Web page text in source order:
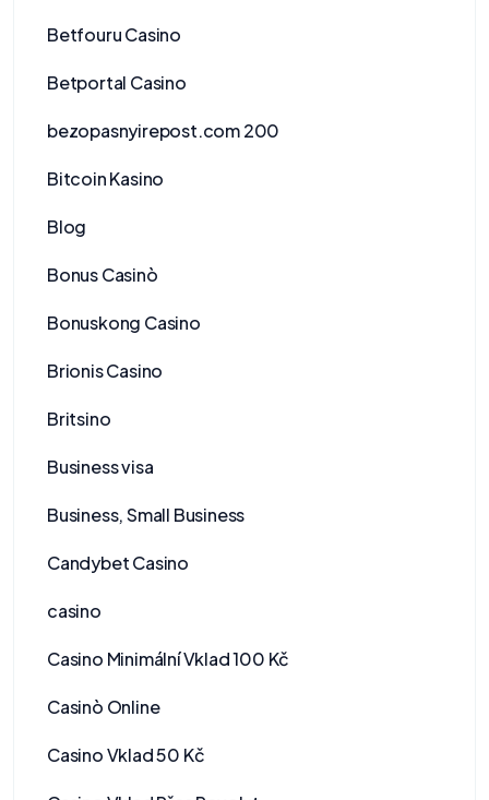
Betfouru Casino
Betportal Casino
bezopasnyirepost.com 200
Bitcoin Kasino
Blog
Bonus Casinò
Bonuskong Casino
Brionis Casino
Britsino
Business visa
Business, Small Business
Candybet Casino
casino
Casino Minimální Vklad 100 Kč
Casinò Online
Casino Vklad 50 Kč